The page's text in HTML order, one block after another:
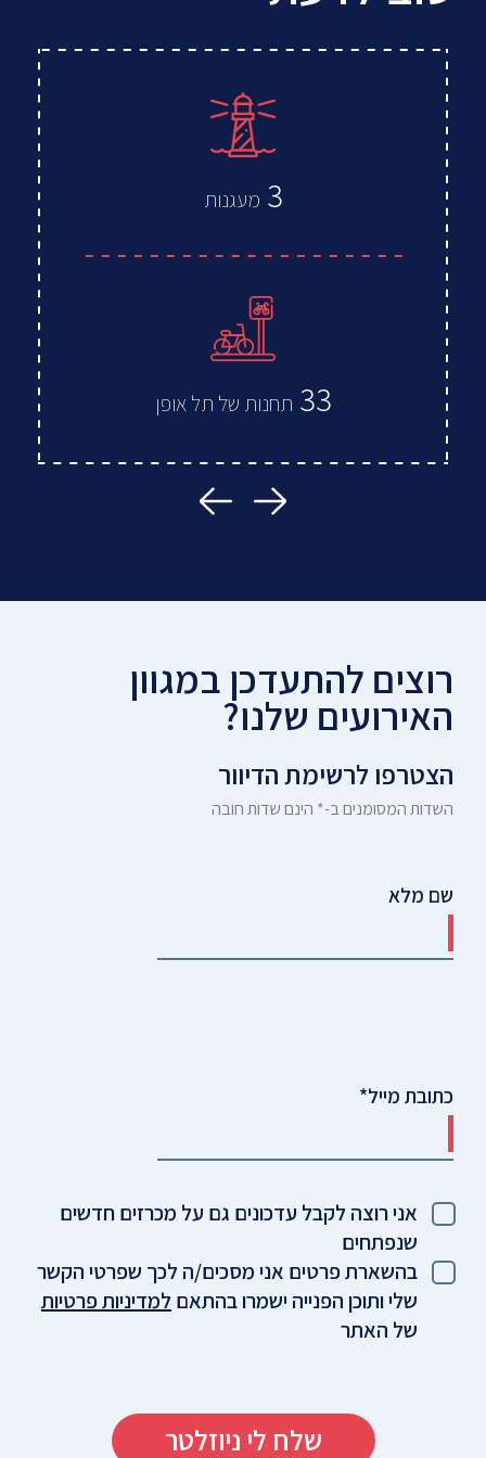
3 מעגנות
33 תחנות של תל אופן
רוצים להתעדכן במגוון
האירועים שלנו?
הצטרפו לרשימת הדיוור
השדות המסומנים ב-* הינם שדות חובה
שם מלא
כתובת מייל
אני רוצה לקבל עדכונים גם על מכרזים חדשים
שנפתחים
בהשארת פרטים אני מסכים/ה לכך שפרטי הקשר
שלי ותוכן הפנייה ישמרו בהתאם למדיניות פרטיות
של האתר
שלח לי ניוזלטר